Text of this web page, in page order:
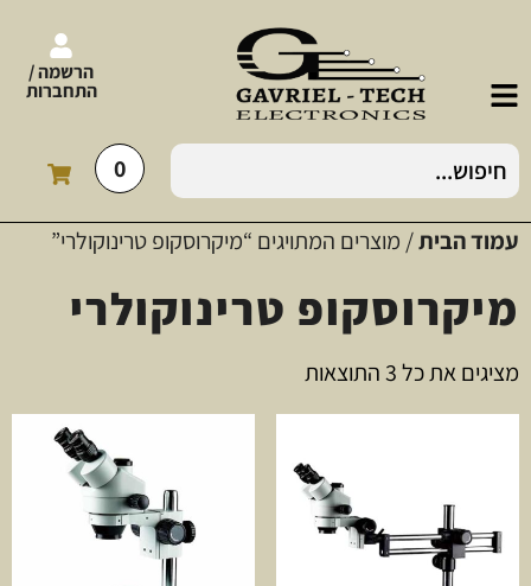
הרשמה /
התחברות
0
עמוד הבית/ מוצרים המתויגים “מיקרוסקופ טרינוקולרי”
מיקרוסקופ טרינוקולרי
מציגים את כל ⁦3⁩ התוצאות